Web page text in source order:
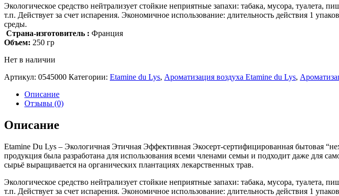
Экологическое средство нейтрализует стойкие неприятные запахи: табака, мусора,
т.п. Действует за счет испарения. Экономичное использование: длительность действия 1
среды.
Страна-изготовитель : Франция
Объем: 250 гр
Нет в наличии
Артикул: 0545000 Категории: Etamine du Lys, Ароматизация воздуха Etamine du Lys,
Описание
Отзывы (0)
Описание
Etamine Du Lys – Экологичная Этичная Эффективная Экосерт-сертифицированная бытовая
продукция была разработана для использования всеми членами семьи и подходит даже для
сырьё выращивается на органических плантациях лекарственных трав.
Экологическое средство нейтрализует стойкие неприятные запахи: табака, мусора,
т.п. Действует за счет испарения. Экономичное использование: длительность действия 1